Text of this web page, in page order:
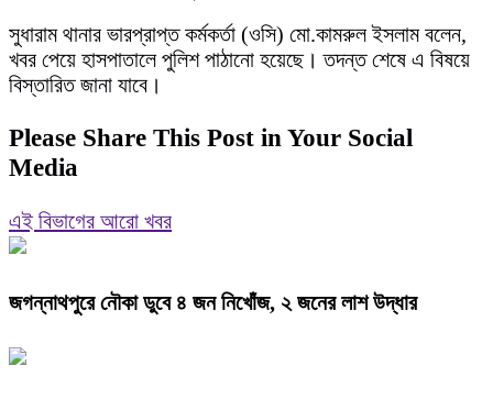
সুধারাম থানার ভারপ্রাপ্ত কর্মকর্তা (ওসি) মো.কামরুল ইসলাম বলেন,
খবর পেয়ে হাসপাতালে পুলিশ পাঠানো হয়েছে। তদন্ত শেষে এ বিষয়ে
বিস্তারিত জানা যাবে।
Please Share This Post in Your Social
Media
এই বিভাগের আরো খবর
জগন্নাথপুরে নৌকা ডুবে ৪ জন নিখোঁজ, ২ জনের লাশ উদ্ধার